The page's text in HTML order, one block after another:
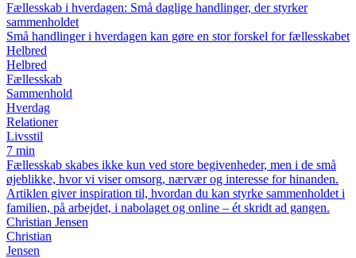
Fællesskab i hverdagen: Små daglige handlinger, der styrker
sammenholdet
Små handlinger i hverdagen kan gøre en stor forskel for fællesskabet
Helbred
Helbred
Fællesskab
Sammenhold
Hverdag
Relationer
Livsstil
7 min
Fællesskab skabes ikke kun ved store begivenheder, men i de små
øjeblikke, hvor vi viser omsorg, nærvær og interesse for hinanden.
Artiklen giver inspiration til, hvordan du kan styrke sammenholdet i
familien, på arbejdet, i nabolaget og online – ét skridt ad gangen.
Christian Jensen
Christian
Jensen